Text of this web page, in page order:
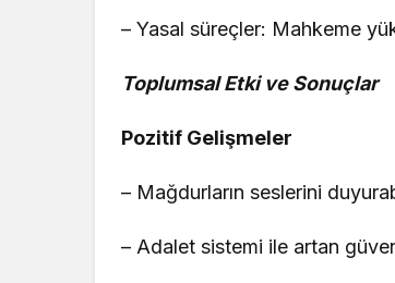
– Yasal süreçler: Mahkeme
Toplumsal Etki ve Sonuçlar
Pozitif Gelişmeler
– Mağdurların seslerini
– Adalet sistemi ile artan